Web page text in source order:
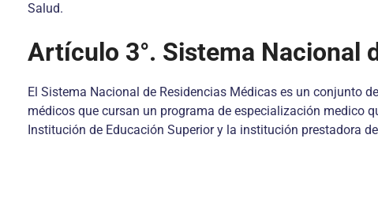
Salud.
Artículo 3°. Sistema Nacional
El Sistema Nacional de Residencias Médicas es un conjunto
médicos que cursan un programa de especialización medico
Institución de Educación Superior y la institución prestadora